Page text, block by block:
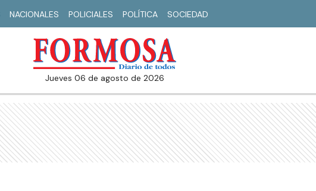
NACIONALES POLICIALES POLÍTICA SOCIEDAD
jueves 06 de agosto de 2026